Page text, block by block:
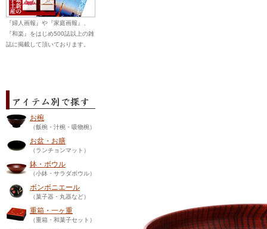
『婦人画報』や『家庭画報』、
『和楽』をはじめ500誌以上の雑
誌に掲載して頂いております。
お椀
（飯椀・汁椀・吸物椀）
お盆・お膳
（ランチョンマット）
鉢・ボウル
（小鉢・サラダボウル）
ボンボニエール
（菓子器・丸器など）
重箱・一ヶ重
（重箱・和菓子セット）